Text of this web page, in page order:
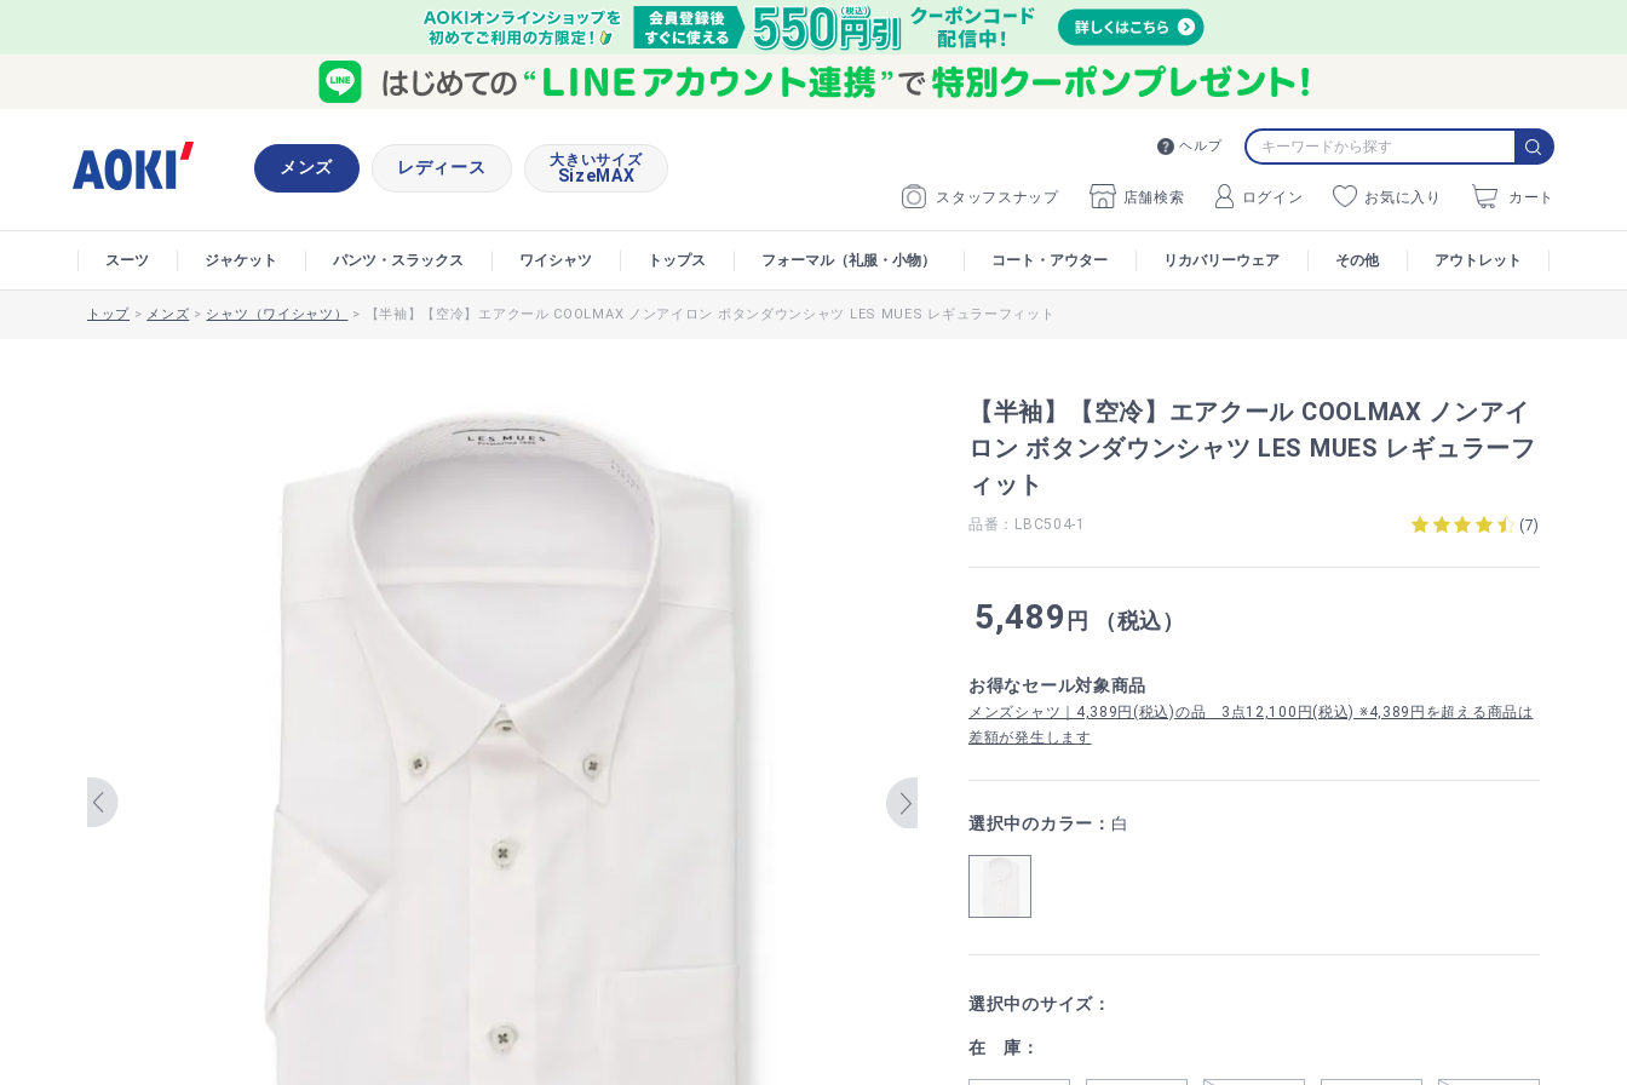
ヘルプ
スタッフスナップ 店舗検索 ログイン お気に入り カート
メンズ レディース 大きいサイズ
SizeMAX
スーツ ジャケット パンツ・スラックス ワイシャツ トップス フォーマル（礼服・小物） コート・アウター リカバリーウェア その他 アウトレット
トップ > メンズ > シャツ（ワイシャツ） > 【半袖】【空冷】エアクール COOLMAX ノンアイロン ボタンダウンシャツ LES MUES レギュラーフィット
【半袖】【空冷】エアクール COOLMAX ノンアイ
ロン ボタンダウンシャツ LES MUES レギュラーフ
ィット
品番：LBC504-1 (7)
5,489 円 （税込）
お得なセール対象商品
メンズシャツ｜4,389円(税込)の品 3点12,100円(税込) ※4,389円を超える商品は
差額が発生します
選択中のカラー： 白
選択中のサイズ：
在 庫：